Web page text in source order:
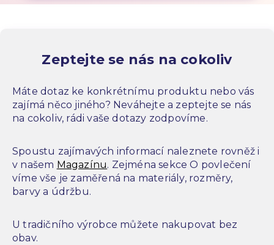
Zeptejte se nás na cokoliv
Máte dotaz ke konkrétnímu produktu nebo vás
zajímá něco jiného? Neváhejte a zeptejte se nás
na cokoliv, rádi vaše dotazy zodpovíme.
Spoustu zajímavých informací naleznete rovněž i
v našem Magazínu. Zejména sekce O povlečení
víme vše je zaměřená na materiály, rozměry,
barvy a údržbu.
U tradičního výrobce můžete nakupovat bez
obav.